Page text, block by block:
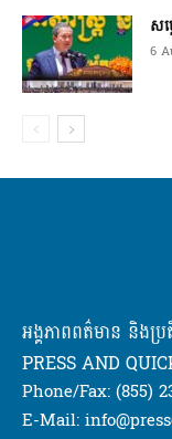
ស
6
អង្គភាពពត៌មាន និងប្
PRESS AND
Phone/Fax: (855)
E-Mail: